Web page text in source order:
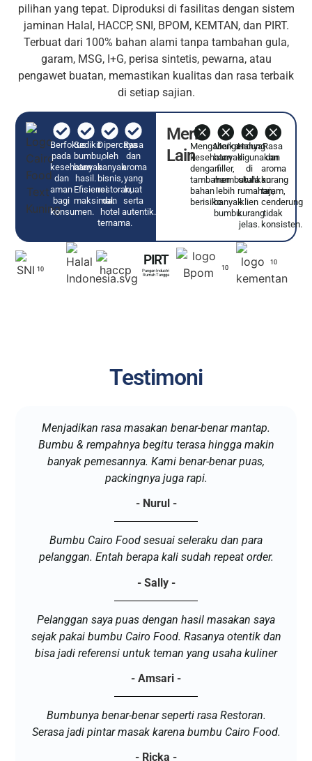
pilihan yang tepat. Diproduksi di fasilitas dengan sistem
jaminan Halal, HACCP, SNI, BPOM, KEMTAN, dan PIRT.
Terbuat dari 100% bahan alami tanpa tambahan gula,
garam, MSG, I+G, perisa sintetis, pewarna, atau
pengawet buatan, memastikan kualitas dan rasa terbaik
di setiap sajian.
Berfokus
pada
kesehatan
dan
aman
bagi
konsumen.
Sedikit
bumbu,
banyak
hasil.
Efisiensi
maksimal.
Dipercaya
oleh
banyak
bisnis,
restoran,
dan
hotel
ternama.
Rasa
dan
aroma
yang
kuat
serta
autentik.
Merk
LainMengabaikan
kesehatan
dengan
tambahan
bahan
berisiko.
Mengandung
banyak
filler,
membutuhkan
lebih
banyak
bumbu.
Hanya
digunakan
di
skala
rumahan,
klien
kurang
jelas.
Rasa
dan
aroma
kurang
tajam,
cenderung
tidak
konsisten.
10
PIRT
Pangan Industri
Rumah Tangga
10
10
Testimoni
Menjadikan rasa masakan benar-benar mantap.
Bumbu & rempahnya begitu terasa hingga makin
banyak pemesannya. Kami benar-benar puas,
packingnya juga rapi.
- Nurul -
Bumbu Cairo Food sesuai seleraku dan para
pelanggan. Entah berapa kali sudah repeat order.
- Sally -
Pelanggan saya puas dengan hasil masakan saya
sejak pakai bumbu Cairo Food. Rasanya otentik dan
bisa jadi referensi untuk teman yang usaha kuliner
- Amsari -
Bumbunya benar-benar seperti rasa Restoran.
Serasa jadi pintar masak karena bumbu Cairo Food.
- Ricka -